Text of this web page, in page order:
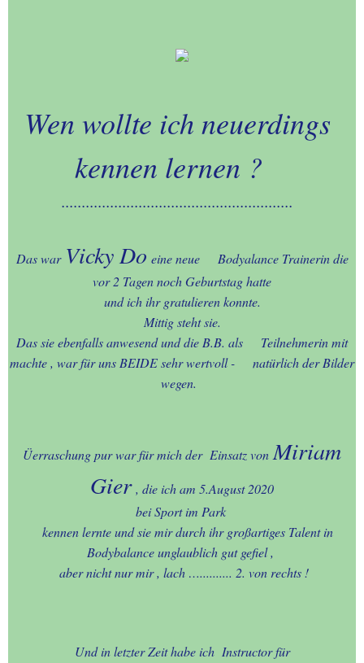
01.-WILLKOMMEN anno
02.-WILLKOMMEN anno
03.-WILLKOMMEN anno
2023
05.-MEIN AACHEN-meine
Heimat-unsere Kultur-mein
06.-. - AACHEN - in Wort &
Bild + UMGEBUNG
08.-PERSONENBLOG - 3
Wen wollte ich neuerdings
kennen lernen ?
.........................................................
Das war Vicky Do eine neue Bodyalance Trainerin die
vor 2 Tagen noch Geburtstag hatte
und ich ihr gratulieren konnte.
Mittig steht sie.
Das sie ebenfalls anwesend und die B.B. als Teilnehmerin mit
machte , war für uns BEIDE sehr wertvoll - natürlich der Bilder
wegen.
Üerraschung pur war für mich der Einsatz von Miriam
Gier, die ich am 5.August 2020
bei Sport im Park
kennen lernte und sie mir durch ihr großartiges Talent in
Bodybalance unglaublich gut gefiel ,
aber nicht nur mir , lach ….......... 2. von rechts !
Und in letzter Zeit habe ich Instructor für